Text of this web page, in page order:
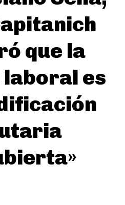
que la
es